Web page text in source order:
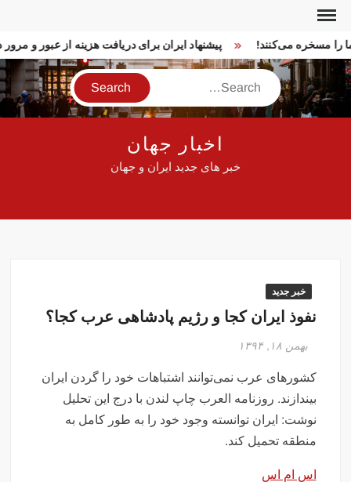
Skip
content
پیشنهاد ایران برای دریافت هزینه از عبور و را مسخره می‌کنند!
Search
اخبار جهان
خبر های جدید ایران و جهان
خبر جدید
نفوذ ایران کجا و رژیم‌ پادشاهی عرب کجا؟
بهمن ۱۸, ۱۳۹۴
کشورهای عرب نمی‌توانند اشتباهات خود را گردن ایران
بیندازند. روزنامه العرب چاپ لندن با درج این تحلیل
نوشت: ایران توانسته وجود خود را به طور کامل به
منطقه تحمیل کند.
اس ام اس